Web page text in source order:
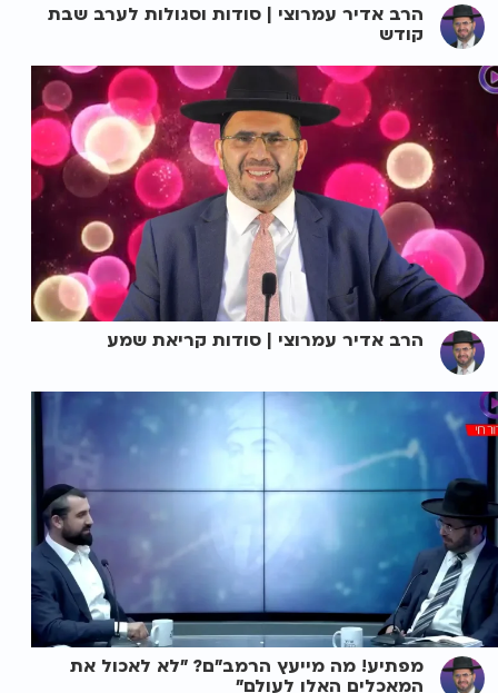
הרב אדיר עמרוצי | סודות וסגולות לערב שבת
קודש
הרב אדיר עמרוצי | סודות קריאת שמע
מפתיע! מה מייעץ הרמב"ם? "לא לאכול את
המאכלים האלו לעולם"